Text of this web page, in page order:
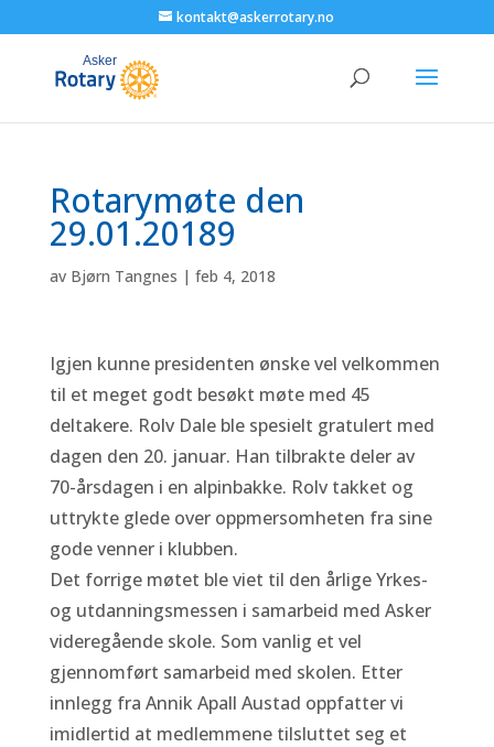
kontakt@askerrotary.no
Rotarymøte den
29.01.20189
av Bjørn Tangnes | feb 4, 2018
Igjen kunne presidenten ønske vel velkommen
til et meget godt besøkt møte med 45
deltakere. Rolv Dale ble spesielt gratulert med
dagen den 20. januar. Han tilbrakte deler av
70-årsdagen i en alpinbakke. Rolv takket og
uttrykte glede over oppmersomheten fra sine
gode venner i klubben.
Det forrige møtet ble viet til den årlige Yrkes-
og utdanningsmessen i samarbeid med Asker
videregående skole. Som vanlig et vel
gjennomført samarbeid med skolen. Etter
innlegg fra Annik Apall Austad oppfatter vi
imidlertid at medlemmene tilsluttet seg et